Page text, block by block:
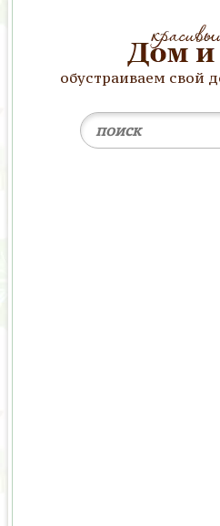
обустраиваем свой